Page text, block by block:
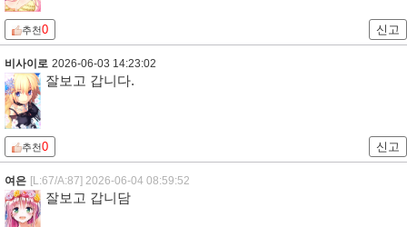
추천0 신고
비사이로 2026-06-03 14:23:02
잘보고 갑니다.
추천0 신고
여은 [L:67/A:87] 2026-06-04 08:59:52
잘보고 갑니담